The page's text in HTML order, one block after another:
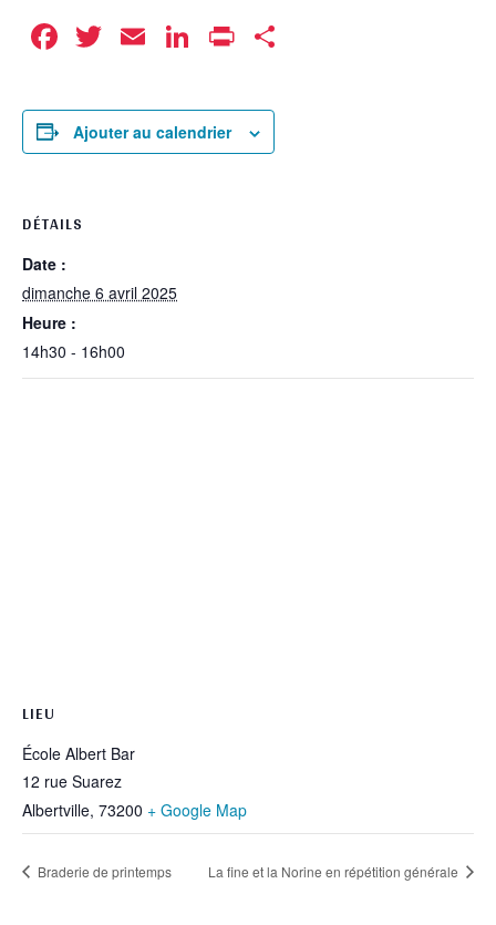
Facebook
Twitter
EmailLinkedIn
Print
Ajouter au calendrier
DÉTAILS
Date :
dimanche 6 avril 2025
Heure :
14h30 - 16h00
LIEU
École Albert Bar
12 rue Suarez
Albertville, 73200 + Google Map
Braderie de printemps La fine et la Norine en répétition générale